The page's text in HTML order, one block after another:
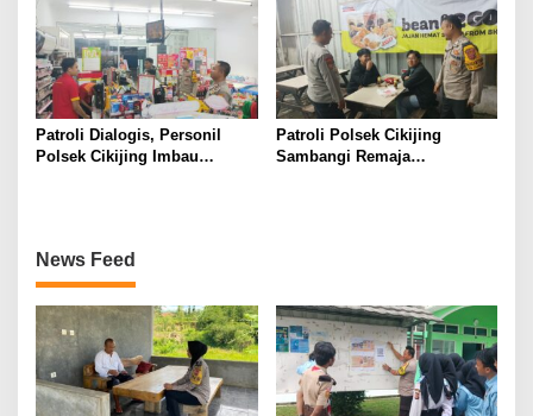
Obyek Vital dan Pemukiman
Warga
Dan Ulama
Patroli Dialogis, Personil
Polsek Cikijing Imbau
Patroli Polsek Cikijing
Sambangi Remaja
News Feed